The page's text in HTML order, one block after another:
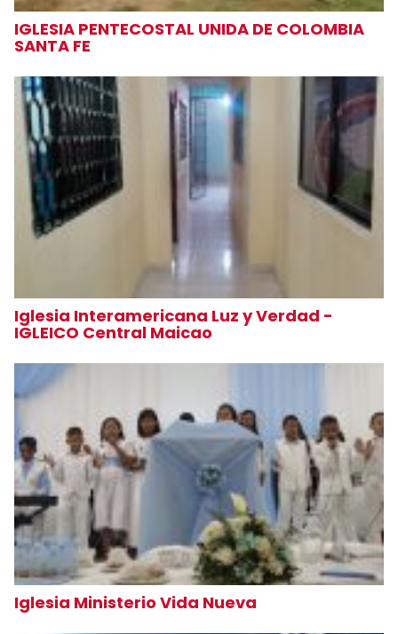
IGLESIA PENTECOSTAL UNIDA DE COLOMBIA
SANTA FE
Iglesia Interamericana Luz y Verdad -
IGLEICO Central Maicao
Iglesia Ministerio Vida Nueva